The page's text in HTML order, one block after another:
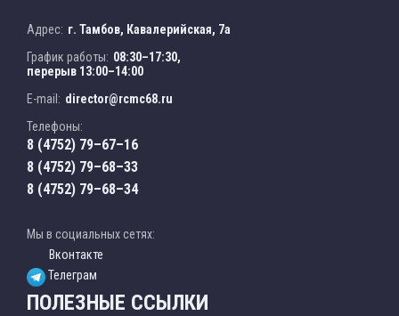
Адрес: г. Тамбов, Кавалерийская, 7а
График работы: 08:30–17:30,
перерыв 13:00–14:00
E-mail: director@rcmc68.ru
Телефоны:
8 (4752) 79–67–16
8 (4752) 79–68–33
8 (4752) 79–68–34
Мы в социальных сетях:
Вконтакте
Телеграм
ПОЛЕЗНЫЕ ССЫЛКИ